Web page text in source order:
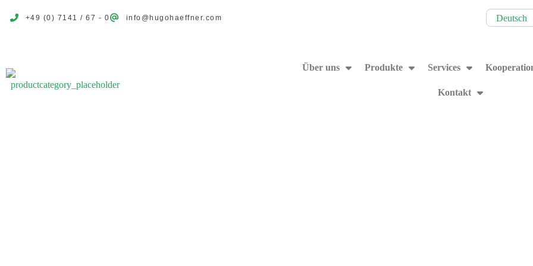
+49 (0) 7141 / 67 - 0 info@hugohaeffner.com Deutsch
Über uns Produkte Services
Kontakt